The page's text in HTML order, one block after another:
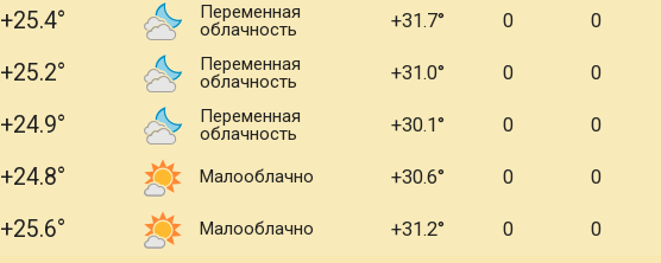
+25.4
Переменная
облачность
+31.7 0 0
+25.2
Переменная
облачность
+31.0 0 0
+24.9
Переменная
облачность
+30.1 0 0
+24.8 Малооблачно +30.6 0 0
+25.6 Малооблачно +31.2 0 0